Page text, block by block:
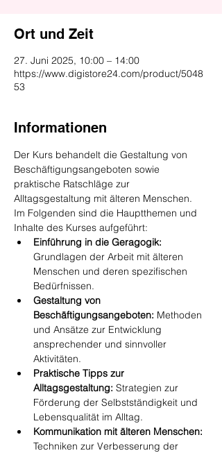
Ort und Zeit
27. Juni 2025, 10:00 – 14:00
https://www.digistore24.com/product/5048
53
Informationen
Der Kurs behandelt die Gestaltung von
Beschäftigungsangeboten sowie
praktische Ratschläge zur
Alltagsgestaltung mit älteren Menschen.
Im Folgenden sind die Hauptthemen und
Inhalte des Kurses aufgeführt:
Einführung in die Geragogik:
Grundlagen der Arbeit mit älteren
Menschen und deren spezifischen
Bedürfnissen.
Gestaltung von
Beschäftigungsangeboten: Methoden
und Ansätze zur Entwicklung
ansprechender und sinnvoller
Aktivitäten.
Praktische Tipps zur
Alltagsgestaltung: Strategien zur
Förderung der Selbstständigkeit und
Lebensqualität im Alltag.
Kommunikation mit älteren Menschen:
Techniken zur Verbesserung der